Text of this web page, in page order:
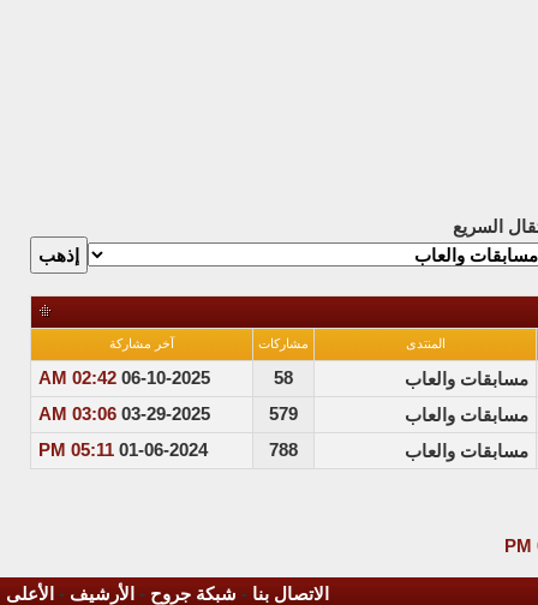
السريع
المنتدى مشاركات آخر مشاركة
مسابقات والعاب 58
06-10-2025
02:42 AM
مسابقات والعاب
579
03-29-2025
03:06 AM
مسابقات والعاب
788
01-06-2024
05:11 PM
الاتصال بنا - شبكة جروح - الأرشيف - الأعلى